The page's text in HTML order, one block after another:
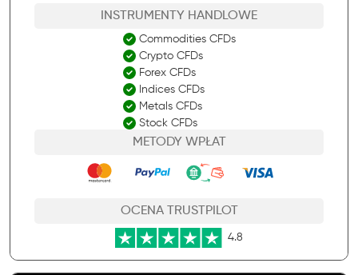
INSTRUMENTY HANDLOWE
Commodities CFDs
Crypto CFDs
Forex CFDs
Indices CFDs
Metals CFDs
Stock CFDs
METODY WPŁAT
OCENA TRUSTPILOT
4.8